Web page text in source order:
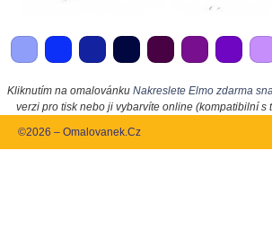
Kliknutím na omalovánku Nakreslete Elmo zdarma
verzi pro tisk nebo ji vybarvíte online (kompatibilní s
©2026 – Omalovanek.Cz